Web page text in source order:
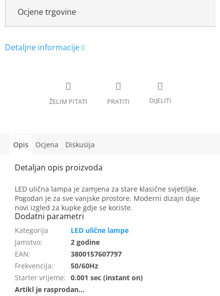
Ocjene trgovine
Opis Ocjena Diskusija
LED ulična lampa je zamjena za stare klasične svjetiljke.
Pogodan je za sve vanjske prostore. Moderni dizajn daje
novi izgled za kupke gdje se koriste.
LED ulične lampe
Jamstvo:
2 godine
EAN:
3800157607797
Frekvencija:
50/60Hz
Starter vrijeme: 0.001 sec (instant on)